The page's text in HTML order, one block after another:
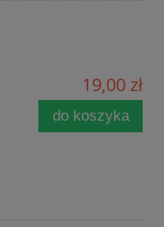
19,00 zł
do koszyka